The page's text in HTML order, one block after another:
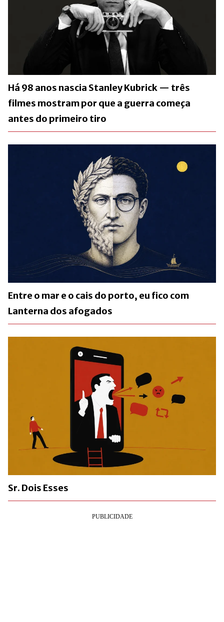
Há 98 anos nascia Stanley Kubrick — três
filmes mostram por que a guerra começa
antes do primeiro tiro
Entre o mar e o cais do porto, eu fico com
Lanterna dos afogados
Sr. Dois Esses